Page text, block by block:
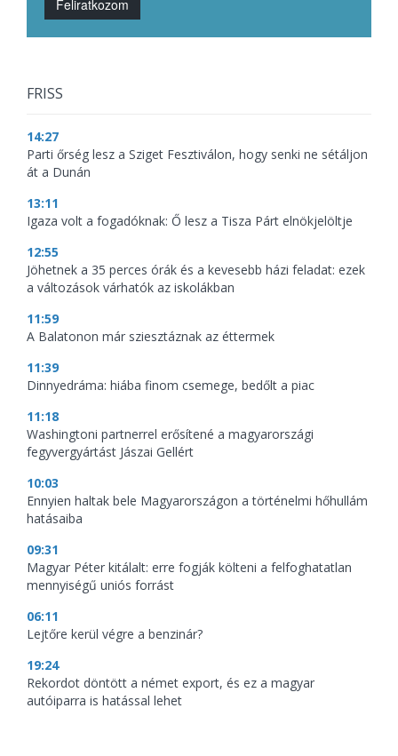
Feliratkozom
FRISS
14:27
Parti őrség lesz a Sziget Fesztiválon, hogy senki ne sétáljon
át a Dunán
13:11
Igaza volt a fogadóknak: Ő lesz a Tisza Párt elnökjelöltje
12:55
Jöhetnek a 35 perces órák és a kevesebb házi feladat: ezek
a változások várhatók az iskolákban
11:59
A Balatonon már sziesztáznak az éttermek
11:39
Dinnyedráma: hiába finom csemege, bedőlt a piac
11:18
Washingtoni partnerrel erősítené a magyarországi
fegyvergyártást Jászai Gellért
10:03
Ennyien haltak bele Magyarországon a történelmi hőhullám
hatásaiba
09:31
Magyar Péter kitálalt: erre fogják költeni a felfoghatatlan
mennyiségű uniós forrást
06:11
Lejtőre kerül végre a benzinár?
19:24
Rekordot döntött a német export, és ez a magyar
autóiparra is hatással lehet